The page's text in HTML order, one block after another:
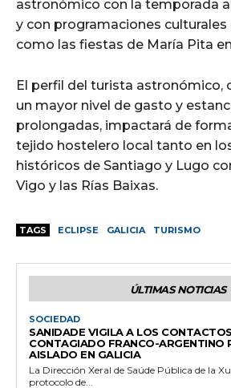
astronómico con la temporada
y con programaciones
como las fiestas de María Pita
El perfil del turista astronómico,
un mayor nivel de gasto y
prolongadas, impactará de
tejido hostelero local tanto en
históricos de Santiago y Lugo
Vigo y las Rías Baixas.
TAGS ECLIPSE GALICIA TURISMO
ÚLTIMAS NOTICIAS
SOCIEDAD
SANIDADE VIGILA A LOS
CONTAGIADO FRANCO-ARGENTINO
AISLADO EN GALICIA
La Dirección Xeral de Saúde Pública de la
protocolo de...